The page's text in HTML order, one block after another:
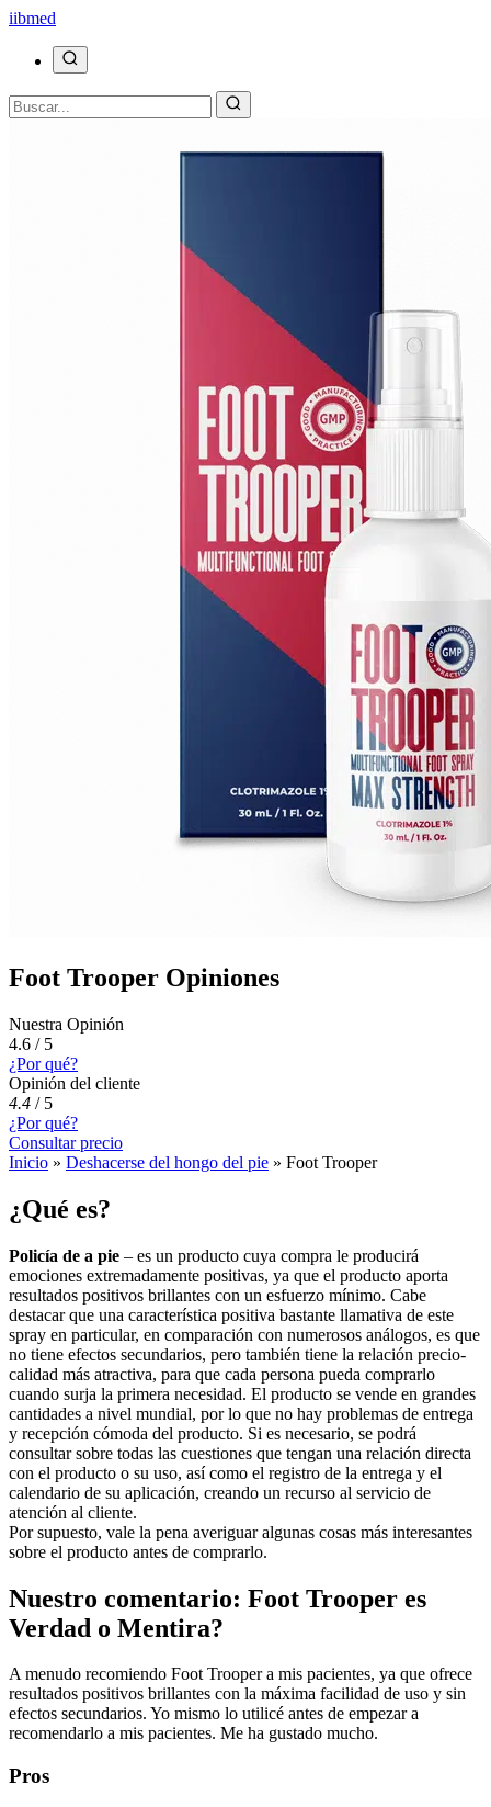
iibmed
Foot Trooper Opiniones
Nuestra Opinión
4.6 / 5
¿Por qué?
Opinión del cliente
4.4 / 5
¿Por qué?
Consultar precio
Inicio » Deshacerse del hongo del pie » Foot Trooper
¿Qué es?
Policía de a pie – es un producto cuya compra le producirá
emociones extremadamente positivas, ya que el producto aporta
resultados positivos brillantes con un esfuerzo mínimo. Cabe
destacar que una característica positiva bastante llamativa de este
spray en particular, en comparación con numerosos análogos, es que
no tiene efectos secundarios, pero también tiene la relación precio-
calidad más atractiva, para que cada persona pueda comprarlo
cuando surja la primera necesidad. El producto se vende en grandes
cantidades a nivel mundial, por lo que no hay problemas de entrega
y recepción cómoda del producto. Si es necesario, se podrá
consultar sobre todas las cuestiones que tengan una relación directa
con el producto o su uso, así como el registro de la entrega y el
calendario de su aplicación, creando un recurso al servicio de
atención al cliente.
Por supuesto, vale la pena averiguar algunas cosas más interesantes
sobre el producto antes de comprarlo.
Nuestro comentario: Foot Trooper es
Verdad o Mentira?
A menudo recomiendo Foot Trooper a mis pacientes, ya que ofrece
resultados positivos brillantes con la máxima facilidad de uso y sin
efectos secundarios. Yo mismo lo utilicé antes de empezar a
recomendarlo a mis pacientes. Me ha gustado mucho.
Pros